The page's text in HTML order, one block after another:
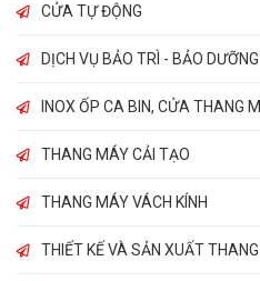
CỬA TỰ ĐỘNG
DỊCH VỤ BẢO TRÌ - BẢO
INOX ỐP CA BIN, CỬA THANG
THANG MÁY CẢI TẠO
THANG MÁY VÁCH KÍNH
THIẾT KẾ VÀ SẢN XUẤT